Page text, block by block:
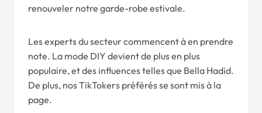
renouveler notre garde-robe estivale.
Les experts du secteur commencent à en prendre
note. La mode DIY devient de plus en plus
populaire, et des influences telles que Bella Hadid.
De plus, nos TikTokers préférés se sont mis à la
page.